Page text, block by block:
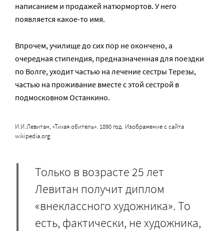
написанием и продажей натюрмортов. У него
появляется какое-то имя.
Впрочем, училище до сих пор не окончено, а
очередная стипендия, предназначенная для поездки
по Волге, уходит частью на лечение сестры Терезы,
частью на проживание вместе с этой сестрой в
подмосковном Останкино.
И.И.Левитан, «Тихая обитель». 1890 год. Изображение с сайта
wikipedia.org
Только в возрасте 25 лет
Левитан получит диплом
«внеклассного художника». То
есть, фактически, не художника,